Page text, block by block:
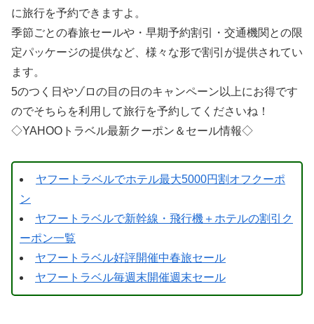
に旅行を予約できますよ。
季節ごとの春旅セールや・早期予約割引・交通機関との限
定パッケージの提供など、様々な形で割引が提供されてい
ます。
5のつく日やゾロの目の日のキャンペーン以上にお得です
のでそちらを利用して旅行を予約してくださいね！
◇YAHOOトラベル最新クーポン＆セール情報◇
ヤフートラベルでホテル最大5000円割オフクーポ
ン
ヤフートラベルで新幹線・飛行機＋ホテルの割引ク
ーポン一覧
ヤフートラベル好評開催中春旅セール
ヤフートラベル毎週末開催週末セール